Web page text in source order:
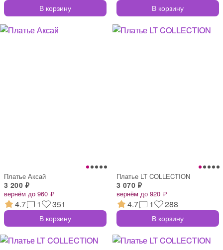
В корзину В корзину
Платье Аксай
3 200 ₽
вернём до 960 ₽
4.7 1 351
В корзину
Платье LT COLLECTION
3 070 ₽
вернём до 920 ₽
4.7 1 288
В корзину